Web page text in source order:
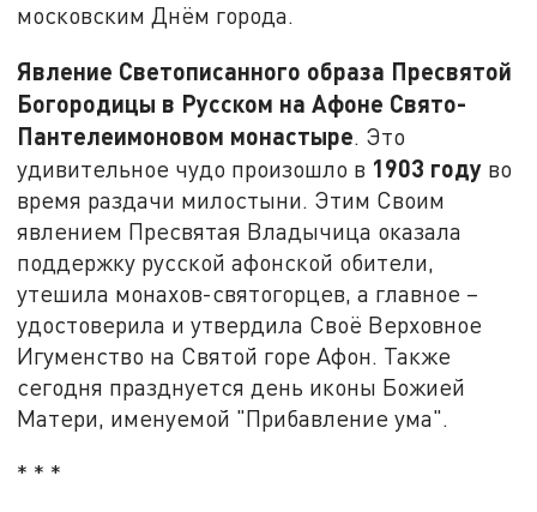
московским Днём города.
Явление Светописанного образа Пресвятой
Богородицы в Русском на Афоне Свято-
Пантелеимоновом монастыре. Это
удивительное чудо произошло в 1903 году во
время раздачи милостыни. Этим Своим
явлением Пресвятая Владычица оказала
поддержку русской афонской обители,
утешила монахов-святогорцев, а главное –
удостоверила и утвердила Своё Верховное
Игуменство на Святой горе Афон. Также
сегодня празднуется день иконы Божией
Матери, именуемой "Прибавление ума".
* * *